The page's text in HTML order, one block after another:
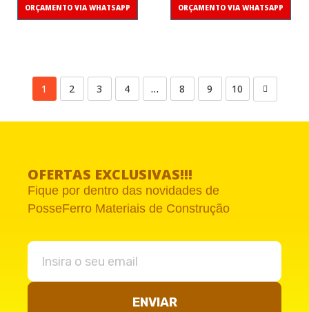
ORÇAMENTO VIA WHATSAPP ORÇAMENTO VIA WHATSAPP
1 2 3 4 … 8 9 10
OFERTAS EXCLUSIVAS!!!
Fique por dentro das novidades de
PosseFerro Materiais de Construção
ENVIAR